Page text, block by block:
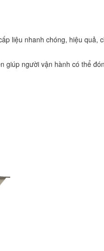
liệu nhanh chóng, hiệu quả,
giúp người vận hành có thể